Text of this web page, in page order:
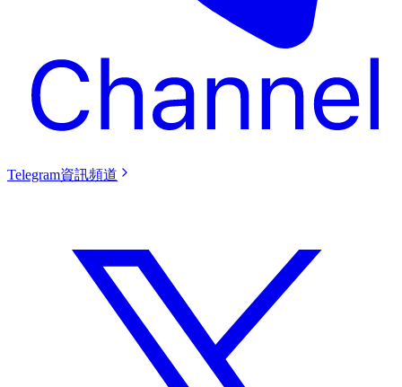
Telegram資訊頻道